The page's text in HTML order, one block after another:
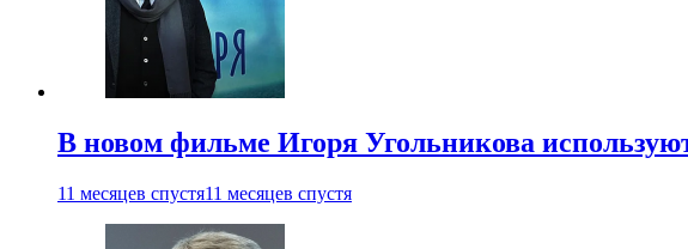
В новом фильме Игоря Угольникова
11 месяцев спустя11 месяцев спустя